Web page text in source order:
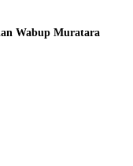
Wabup Muratara